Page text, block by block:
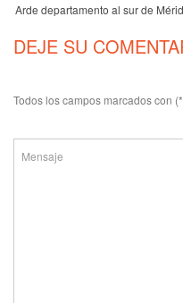
Arde departamento al sur de
DEJE SU
Todos los campos marcados con